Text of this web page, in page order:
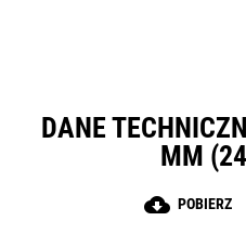
DANE
MM
cloud_download POBIERZ